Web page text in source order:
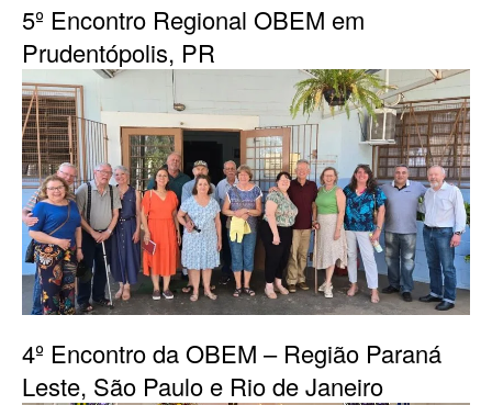
5º Encontro Regional OBEM em
Prudentópolis, PR
4º Encontro da OBEM – Região Paraná
Leste, São Paulo e Rio de Janeiro